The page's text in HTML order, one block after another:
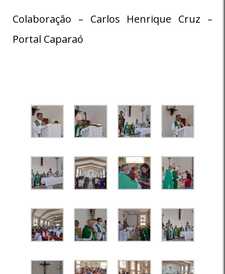
Colaboração – Carlos Henrique Cruz –
Portal Caparaó